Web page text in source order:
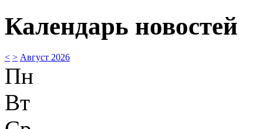
Календарь новостей
< > Август 2026
Пн
Вт